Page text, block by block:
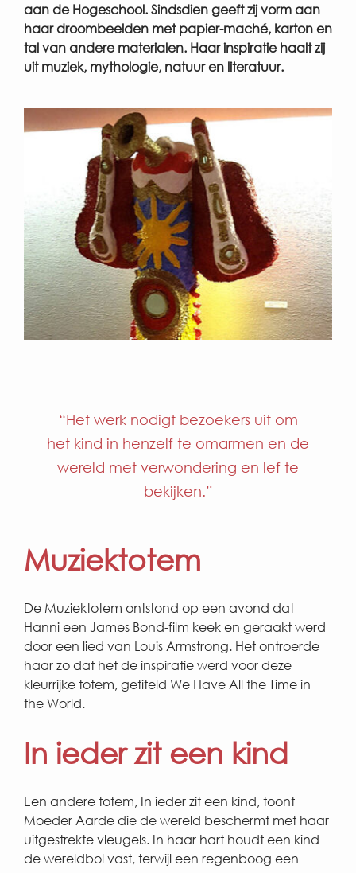
aan de Hogeschool. Sindsdien geeft zij vorm aan
haar droombeelden met papier-maché, karton en
tal van andere materialen. Haar inspiratie haalt zij
uit muziek, mythologie, natuur en literatuur.
“Het werk nodigt bezoekers uit om
het kind in henzelf te omarmen en de
wereld met verwondering en lef te
bekijken.”
Muziektotem
De Muziektotem ontstond op een avond dat
Hanni een James Bond-film keek en geraakt werd
door een lied van Louis Armstrong. Het ontroerde
haar zo dat het de inspiratie werd voor deze
kleurrijke totem, getiteld We Have All the Time in
the World.
In ieder zit een kind
Een andere totem, In ieder zit een kind, toont
Moeder Aarde die de wereld beschermt met haar
uitgestrekte vleugels. In haar hart houdt een kind
de wereldbol vast, terwijl een regenboog een